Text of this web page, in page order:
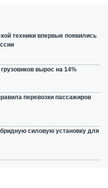
техники впервые появились
вырос на 14%
перевозки пассажиров
силовую установку для